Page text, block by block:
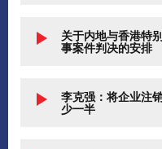
关于内地与香港特
事案件判决的安排
李克强：将企业注
少一半